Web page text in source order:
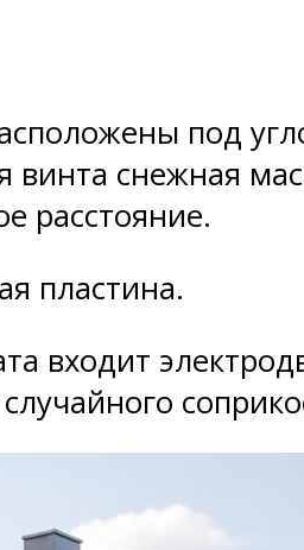
под
снежная
расстояние.
пластина.
входит